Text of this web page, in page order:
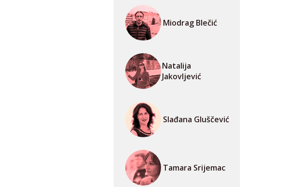
Miodrag Blečić
Natalija
Jakovljević
Slađana Gluščević
Tamara Srijemac